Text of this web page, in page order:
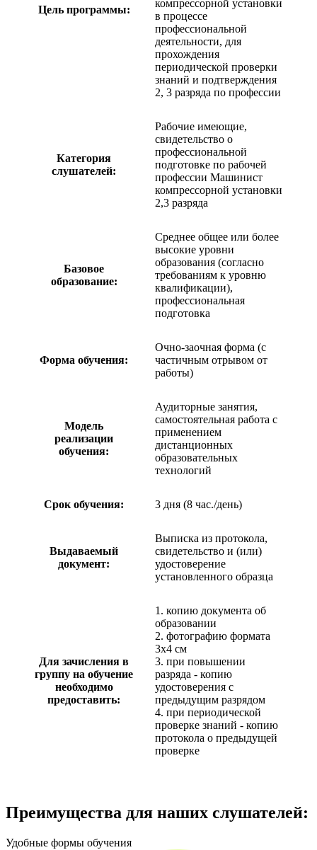
Цель программы:
компрессорной установки
в процессе
профессиональной
деятельности, для
прохождения
периодической проверки
знаний и подтверждения
2, 3 разряда по профессии
Категория
слушателей:
Рабочие имеющие,
свидетельство о
профессиональной
подготовке по рабочей
профессии Машинист
компрессорной установки
2,3 разряда
Базовое
образование:
Среднее общее или более
высокие уровни
образования (согласно
требованиям к уровню
квалификации),
профессиональная
подготовка
Форма обучения:
Очно-заочная форма (с
частичным отрывом от
работы)
Модель
реализации
обучения:
Аудиторные занятия,
самостоятельная работа с
применением
дистанционных
образовательных
технологий
Срок обучения: 3 дня (8 час./день)
Выдаваемый
документ:
Выписка из протокола,
свидетельство и (или)
удостоверение
установленного образца
Для зачисления в
группу на обучение
необходимо
предоставить:
1. копию документа об
образовании
2. фотографию формата
3х4 см
3. при повышении
разряда - копию
удостоверения с
предыдущим разрядом
4. при периодической
проверке знаний - копию
протокола о предыдущей
проверке
Преимущества для наших слушателей:
Удобные формы обучения